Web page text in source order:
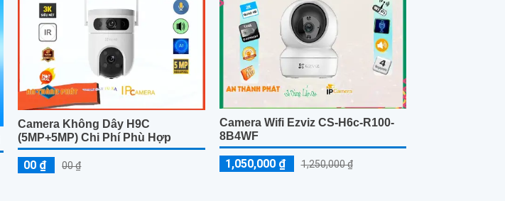
Camera Không Dây H9C
(5MP+5MP) Chi Phí Phù Hợp
00 ₫ 00 ₫
Camera Wifi Ezviz CS-H6c-R100-
8B4WF
1,050,000 ₫ 1,250,000 ₫